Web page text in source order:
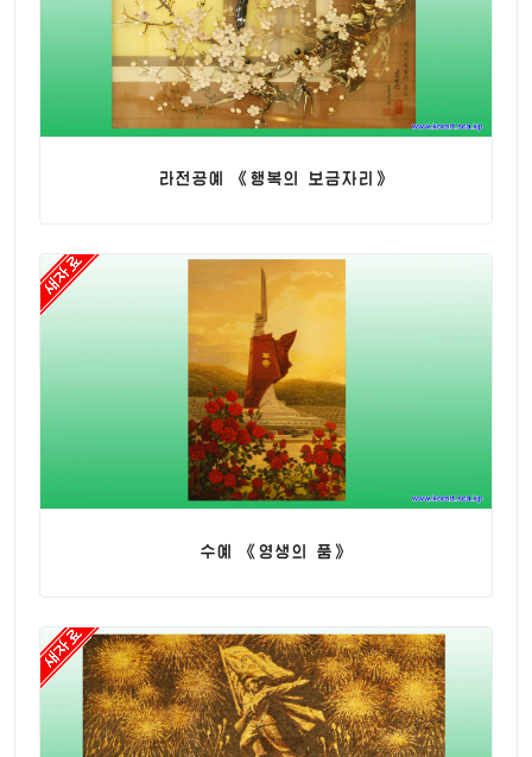
라전공예 《행복의 보금자리》
수예 《영생의 품》